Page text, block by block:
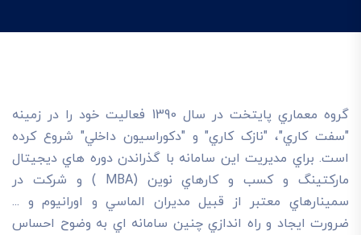
گروه معماري پايتخت در سال 1390 فعاليت خود را در زمينه
"سفت کاري"، "نازک کاري" و "دکوراسيون داخلي" شروع کرده
است. براي مديريت اين سامانه با گذراندن دوره هاي ديجيتال
مارکتينگ و کسب و کارهاي نوين (MBA ) و شرکت در
سمينارهاي معتبر از قبيل مديران الماسي و اورانيوم و ...
ضرورت ايجاد و راه اندازي چنين سامانه اي به وضوح احساس